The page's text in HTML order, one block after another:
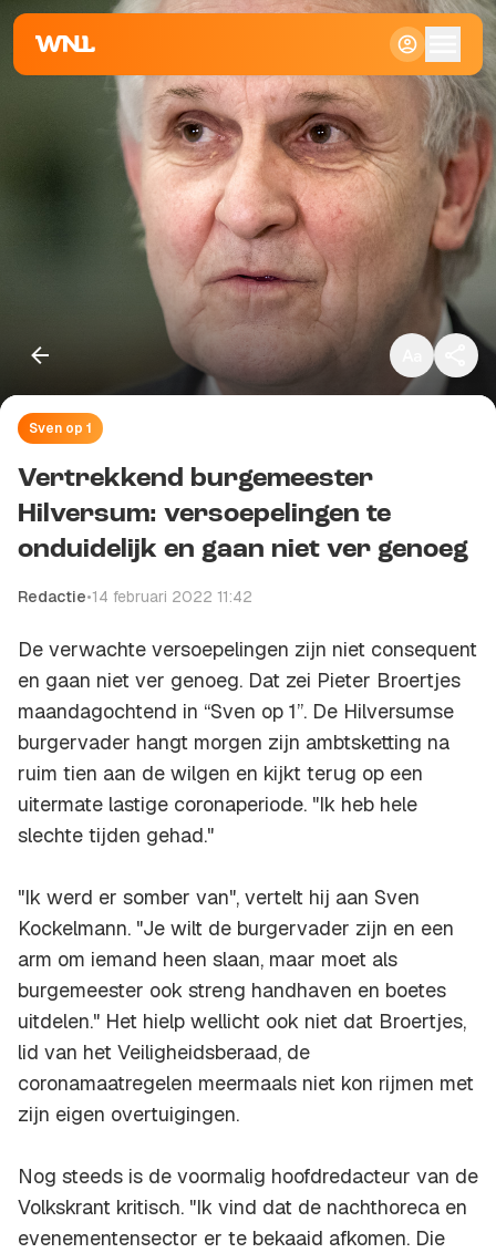
Standaard
Groot
Sven op 1
Vertrekkend burgemeester
Hilversum: versoepelingen te
onduidelijk en gaan niet ver genoeg
Redactie•14 februari 2022 11:42
De verwachte versoepelingen zijn niet consequent
en gaan niet ver genoeg. Dat zei Pieter Broertjes
maandagochtend in “Sven op 1”. De Hilversumse
burgervader hangt morgen zijn ambtsketting na
ruim tien aan de wilgen en kijkt terug op een
uitermate lastige coronaperiode. "Ik heb hele
slechte tijden gehad."
"Ik werd er somber van", vertelt hij aan Sven
Kockelmann. "Je wilt de burgervader zijn en een
arm om iemand heen slaan, maar moet als
burgemeester ook streng handhaven en boetes
uitdelen." Het hielp wellicht ook niet dat Broertjes,
lid van het Veiligheidsberaad, de
coronamaatregelen meermaals niet kon rijmen met
zijn eigen overtuigingen.
Nog steeds is de voormalig hoofdredacteur van de
Volkskrant kritisch. "Ik vind dat de nachthoreca en
evenementensector er te bekaaid afkomen. Die